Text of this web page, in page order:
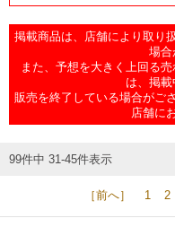
ギフト
プリペイドカード・金券
コピー
プリント
宅配便
切手・はがき・印紙
ご利用可能なお支払い方法
チケットサービス
セブン‐イレブンでお受取り
企業理念
会社概要
セブン＆アイ・ホールディ
サステナビリティ活動基本
GREEN CHALLENGE 2050
加盟店オーナー募集
アルバイト情報
店舗検索
Language
掲載商品は、店舗により取り
場合
また、予想を大きく上回る
は、掲
販売を終了している場合がご
店舗に
99件中 31-45件表示
［前へ］ 1 2